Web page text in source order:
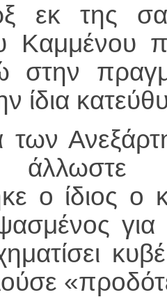
εκ της
Καμμένου
στην
ίδια
των
ο ίδιος ο